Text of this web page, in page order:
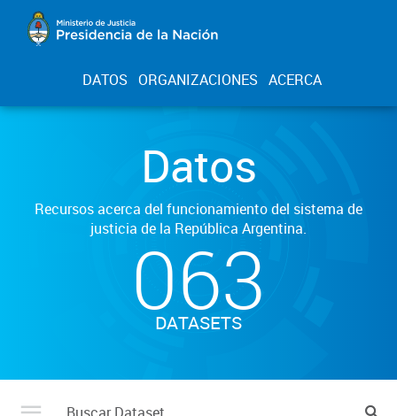
DATOS ORGANIZACIONES ACERCA
Datos
Recursos acerca del funcionamiento del sistema de
justicia de la República Argentina.
063
DATASETS